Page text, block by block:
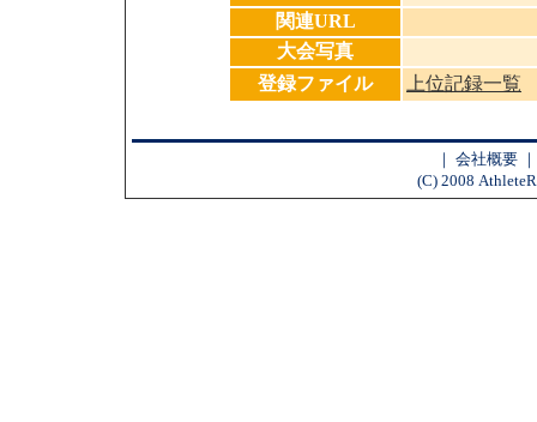
関連URL
大会写真
登録ファイル
上位記録一覧
｜ 会社概要
(C) 2008